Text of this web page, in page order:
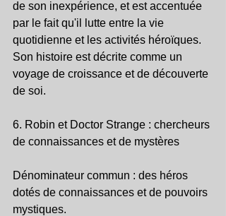
de son inexpérience, et est accentuée
par le fait qu'il lutte entre la vie
quotidienne et les activités héroïques.
Son histoire est décrite comme un
voyage de croissance et de découverte
de soi.
6. Robin et Doctor Strange : chercheurs
de connaissances et de mystères
Dénominateur commun : des héros
dotés de connaissances et de pouvoirs
mystiques.